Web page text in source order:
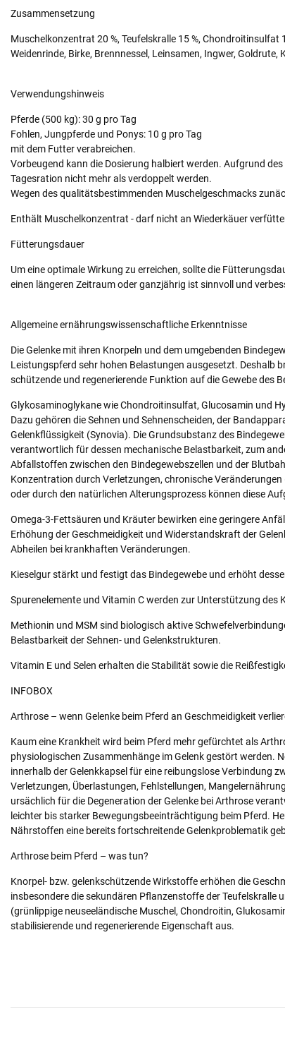
Zusammensetzung
Muschelkonzentrat 20 %, Teufelskralle 15 %, Chondroitinsulfat
Weidenrinde, Birke, Brennnessel, Leinsamen, Ingwer, Goldrute,
Verwendungshinweis
Pferde (500 kg): 30 g pro Tag
Fohlen, Jungpferde und Ponys: 10 g pro Tag
mit dem Futter verabreichen.
Vorbeugend kann die Dosierung halbiert werden. Aufgrund
Tagesration nicht mehr als verdoppelt werden.
Wegen des qualitätsbestimmenden Muschelgeschmacks
Enthält Muschelkonzentrat - darf nicht an Wiederkäuer
Fütterungsdauer
Um eine optimale Wirkung zu erreichen, sollte die
einen längeren Zeitraum oder ganzjährig ist sinnvoll und
Allgemeine ernährungswissenschaftliche Erkenntnisse
Die Gelenke mit ihren Knorpeln und dem umgebenden
Leistungspferd sehr hohen Belastungen ausgesetzt. Deshalb
schützende und regenerierende Funktion auf die Gewebe des
Glykosaminoglykane wie Chondroitinsulfat, Glucosamin und
Dazu gehören die Sehnen und Sehnenscheiden, der
Gelenkflüssigkeit (Synovia). Die Grundsubstanz des
verantwortlich für dessen mechanische Belastbarkeit, zum
Abfallstoffen zwischen den Bindegewebszellen und der
Konzentration durch Verletzungen, chronische
oder durch den natürlichen Alterungsprozess können diese
Omega-3-Fettsäuren und Kräuter bewirken eine geringere
Erhöhung der Geschmeidigkeit und Widerstandskraft der
Abheilen bei krankhaften Veränderungen.
Kieselgur stärkt und festigt das Bindegewebe und erhöht
Spurenelemente und Vitamin C werden zur Unterstützung des
Methionin und MSM sind biologisch aktive
Belastbarkeit der Sehnen- und Gelenkstrukturen.
Vitamin E und Selen erhalten die Stabilität sowie die
INFOBOX
Arthrose – wenn Gelenke beim Pferd an Geschmeidigkeit
Kaum eine Krankheit wird beim Pferd mehr gefürchtet als
physiologischen Zusammenhänge im Gelenk gestört werden.
innerhalb der Gelenkkapsel für eine reibungslose Verbindung
Verletzungen, Überlastungen, Fehlstellungen,
ursächlich für die Degeneration der Gelenke bei Arthrose
leichter bis starker Bewegungsbeeinträchtigung beim Pferd.
Nährstoffen eine bereits fortschreitende Gelenkproblematik
Arthrose beim Pferd – was tun?
Knorpel- bzw. gelenkschützende Wirkstoffe erhöhen die
insbesondere die sekundären Pflanzenstoffe der Teufelskralle
(grünlippige neuseeländische Muschel, Chondroitin,
stabilisierende und regenerierende Eigenschaft aus.